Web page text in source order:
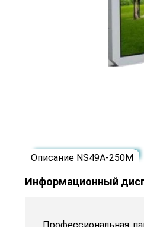
Описание NS49A-250M
Информационный